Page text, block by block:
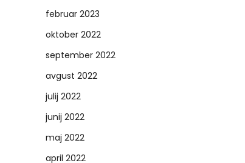
februar 2023
oktober 2022
september 2022
avgust 2022
julij 2022
junij 2022
maj 2022
april 2022